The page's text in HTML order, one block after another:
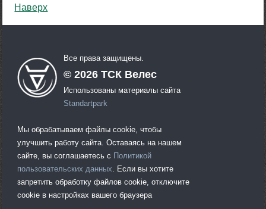
Наверх
Все права защищены.
©2026 ТСК Велес
Использованы материалы сайта
Standartpark
Мы обрабатываем файлы cookie, чтобы
улучшить работу сайта. Оставаясь на нашем
сайте, вы соглашаетесь с Политикой
пользовательских данных . Если вы хотите
запретить обработку файлов cookie, отключите
cookie в настройках вашего браузера